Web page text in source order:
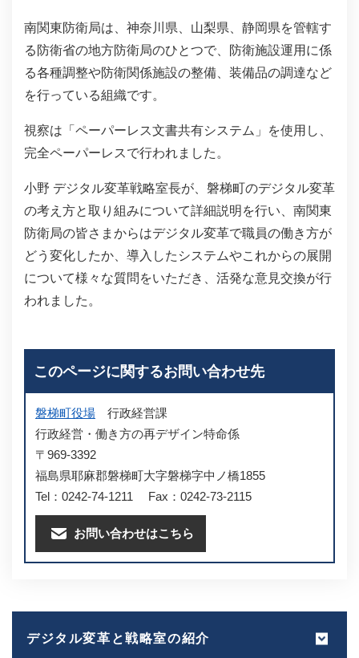
南関東防衛局は、神奈川県、山梨県、静岡県を管轄す
る防衛省の地方防衛局のひとつで、防衛施設運用に係
る各種調整や防衛関係施設の整備、装備品の調達など
を行っている組織です。
視察は「ペーパーレス文書共有システム」を使用し、
完全ペーパーレスで行われました。
小野 デジタル変革戦略室長が、磐梯町のデジタル変革
の考え方と取り組みについて詳細説明を行い、南関東
防衛局の皆さまからはデジタル変革で職員の働き方が
どう変化したか、導入したシステムやこれからの展開
について様々な質問をいただき、活発な意見交換が行
われました。
このページに関するお問い合わせ先
磐梯町役場
行政経営課
行政経営・働き方の再デザイン特命係
〒969-3392
福島県耶麻郡磐梯町大字磐梯字中ノ橋1855
Tel：0242-74-1211
Fax：0242-73-2115
お問い合わせはこちら
デジタル変革と戦略室の紹介